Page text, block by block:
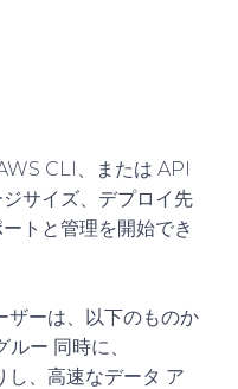
CLI、または API
サイズ、デプロイ先
トと管理を開始でき
ーは、以下のものか
ルー 同時に、
、高速なデータ ア